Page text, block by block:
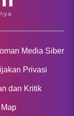
Media Siber
Privasi
dan Kritik